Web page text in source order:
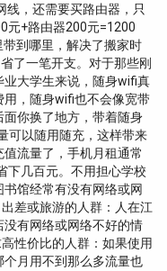
线，还需要买路由器，只
元+路由器200元=1200
到哪里，解决了搬家时
了一笔开支。对于那些刚
业大学生来说，随身wifi真
用，随身wifi也不会像宽带
你换了地方，带着随身
可以随用随充，这样带来
流量了，手机月租通常
下几百元。不用担心学校
馆经常有没有网络或网
差或旅游的人群：人在江
有网络或网络不好的情
性价比的人群：如果使用
月用不到那么多流量也